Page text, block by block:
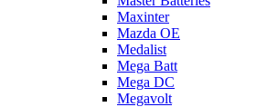
Maxinter
Mazda OE
Medalist
Mega Batt
Mega DC
Megavolt